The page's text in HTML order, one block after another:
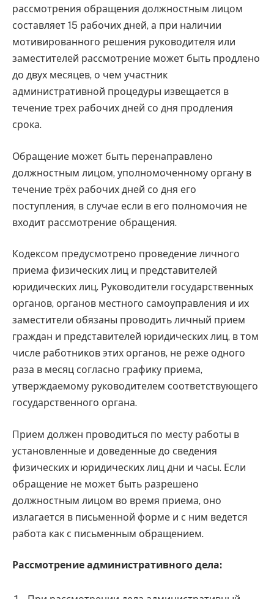
рассмотрения обращения должностным лицом
составляет 15 рабочих дней, а при наличии
мотивированного решения руководителя или
заместителей рассмотрение может быть продлено
до двух месяцев, о чем участник
административной процедуры извещается в
течение трех рабочих дней со дня продления
срока.
Обращение может быть перенаправлено
должностным лицом, уполномоченному органу в
течение трёх рабочих дней со дня его
поступления, в случае если в его полномочия не
входит рассмотрение обращения.
Кодексом предусмотрено проведение личного
приема физических лиц и представителей
юридических лиц. Руководители государственных
органов, органов местного самоуправления и их
заместители обязаны проводить личный прием
граждан и представителей юридических лиц, в том
числе работников этих органов, не реже одного
раза в месяц согласно графику приема,
утверждаемому руководителем соответствующего
государственного органа.
Прием должен проводиться по месту работы в
установленные и доведенные до сведения
физических и юридических лиц дни и часы. Если
обращение не может быть разрешено
должностным лицом во время приема, оно
излагается в письменной форме и с ним ведется
работа как с письменным обращением.
Рассмотрение административного дела: